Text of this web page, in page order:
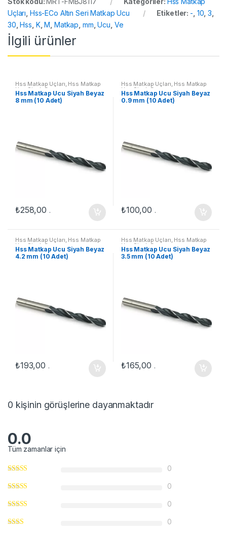
Uçları, Hss-ECo Altın Seri Matkap Ucu Etiketler: -, 10,3,
30, Hss, K, M, Matkap, mm,Ucu, Ve
İlgili ürünler
Hss Matkap Uçları, Hss Matkap
Ucu Siyah Beyaz
Hss Matkap Ucu Siyah Beyaz
8 mm (10 Adet)
₺258,00 .
Hss Matkap Uçları, Hss Matkap
Ucu Siyah Beyaz
Hss Matkap Ucu Siyah Beyaz
0.9 mm (10 Adet)
₺100,00 .
Hss Matkap Uçları, Hss Matkap
Ucu Siyah Beyaz
Hss Matkap Ucu Siyah Beyaz
4.2 mm (10 Adet)
₺193,00 .
Hss Matkap Uçları, Hss Matkap
Ucu Siyah Beyaz
Hss Matkap Ucu Siyah Beyaz
3.5 mm (10 Adet)
₺165,00 .
0 kişinin görüşlerine dayanmaktadır
0.0
Tüm zamanlar için
0
0
0
0